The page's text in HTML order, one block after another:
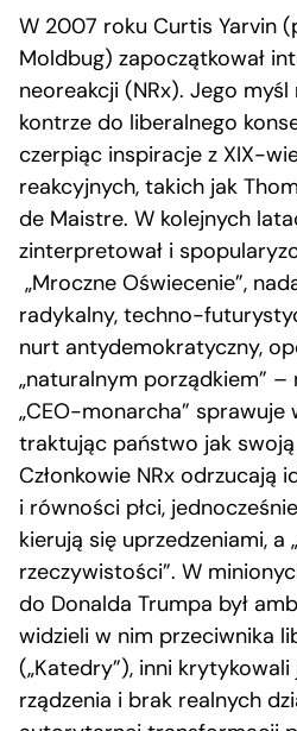
W 2007 roku Curtis Yarvin
Moldbug) zapoczątkował
neoreakcji (NRx). Jego myśl
kontrze do liberalnego
czerpiąc inspiracje z XIX-
reakcyjnych, takich jak
de Maistre. W kolejnych
zinterpretował i
„Mroczne Oświecenie”,
radykalny, techno-
nurt antydemokratyczny,
„naturalnym porządkiem” –
„CEO-monarcha” sprawuje
traktując państwo jak
Członkowie NRx odrzucają
i równości płci,
kierują się uprzedzeniami, a
rzeczywistości”. W
do Donalda Trumpa był
widzieli w nim przeciwnika
(„Katedry”), inni
rządzenia i brak realnych